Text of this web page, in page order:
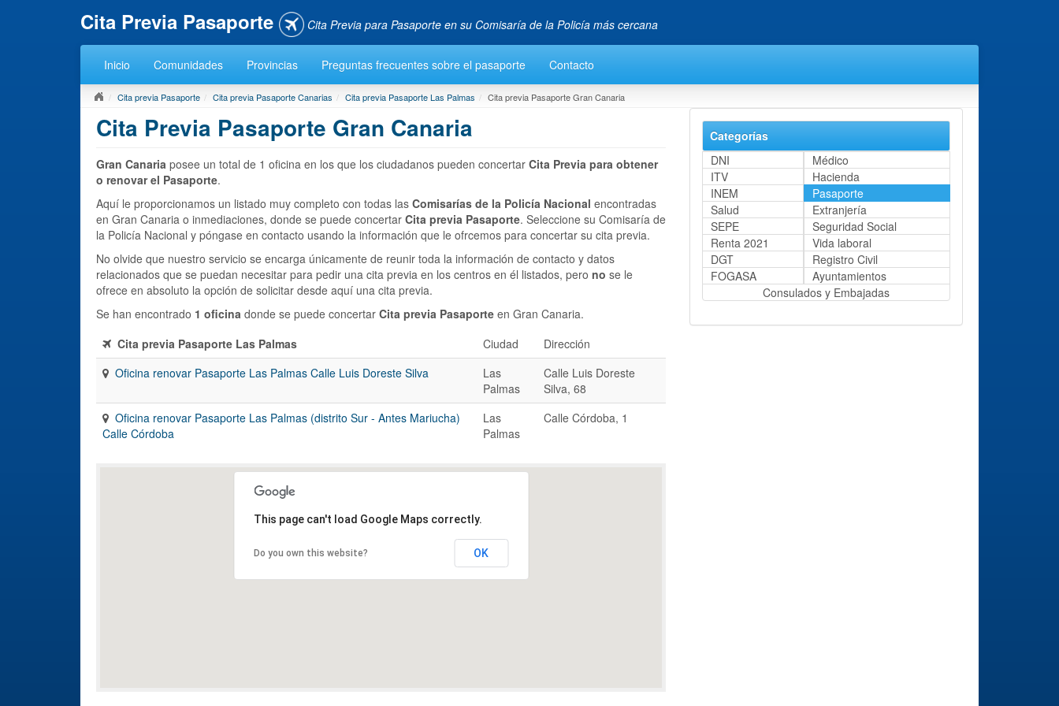
Cita Previa Pasaporte Cita Previa para Pasaporte en su Comisaría de la Policía más cercana
Inicio Comunidades Provincias Preguntas frecuentes sobre el pasaporte Contacto
Cita previa Pasaporte Cita previa Pasaporte Canarias Cita previa Pasaporte Las Palmas Cita previa Pasaporte Gran Canaria
Cita Previa Pasaporte Gran Canaria
Gran Canaria posee un total de 1 oficina en los que los ciudadanos pueden concertar Cita Previa para obtener
o renovar el Pasaporte.
Aquí le proporcionamos un listado muy completo con todas las Comisarías de la Policía Nacional encontradas
en Gran Canaria o inmediaciones, donde se puede concertar Cita previa Pasaporte. Seleccione su Comisaría de
la Policía Nacional y póngase en contacto usando la información que le ofrcemos para concertar su cita previa.
No olvide que nuestro servicio se encarga únicamente de reunir toda la información de contacto y datos
relacionados que se puedan necesitar para pedir una cita previa en los centros en él listados, pero no se le
ofrece en absoluto la opción de solicitar desde aquí una cita previa.
Se han encontrado 1 oficina donde se puede concertar Cita previa Pasaporte en Gran Canaria.
Cita previa Pasaporte Las Palmas
Ciudad
Dirección
Oficina renovar Pasaporte Las Palmas Calle Luis Doreste Silva
Las
Palmas
Calle Luis Doreste
Silva, 68
Oficina renovar Pasaporte Las Palmas (distrito Sur - Antes Mariucha)
Calle Córdoba
Las
Palmas
Calle Córdoba, 1
This page can't load Google Maps correctly.
Do you own this website? OK
Categorías
DNI
Médico
ITV
Hacienda
INEM
Pasaporte
Salud
Extranjería
SEPE
Seguridad Social
Renta 2021
Vida laboral
DGT
Registro Civil
FOGASA
Ayuntamientos
Consulados y Embajadas